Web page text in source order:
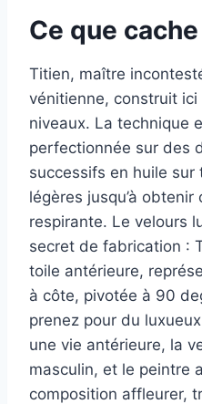
Ce que
Titien, maître
vénitienne, construit
niveaux. La technique
perfectionnée sur des
successifs en huile
légères jusqu’à
respirante. Le velours
secret de fabrication :
toile antérieure,
à côte, pivotée à 90
prenez pour du
une vie antérieure, la
masculin, et le peintre
composition affleurer,